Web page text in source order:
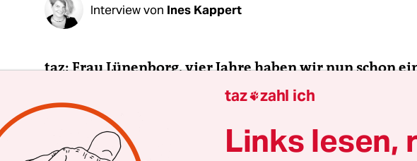
Interview von Ines Kappert
taz: Frau Lünenborg, vier Jahre haben wir nun schon
Was hat sich in der öffentlichen Wahrnehmung von
Macht verbessert?
Margreth Lünenborg:
Die Medien akzeptieren, dass
taz zahl ich
Links lesen,